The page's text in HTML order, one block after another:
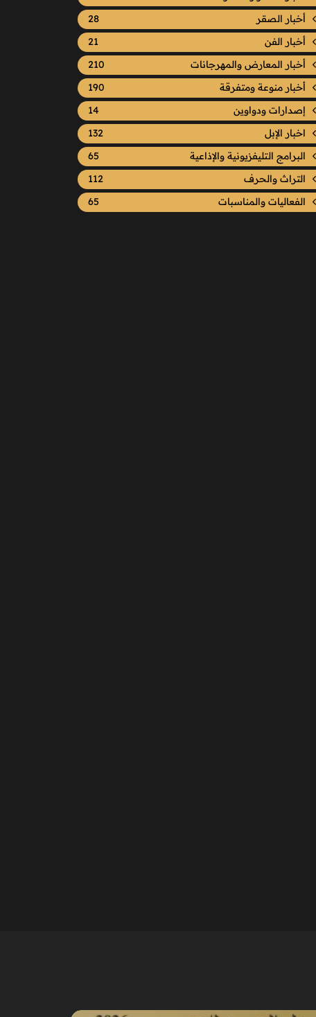
أخبار الصقر
28
أخبار الفن
21
أخبار المعارض والمهرجانات
210
أخبار منوعة ومتفرقة
190
إصدارات ودواوين
14
اخبار الإبل
132
البرامج التليفزيونية والإذاعية
65
التراث والحرف
112
الفعاليات والمناسبات
65